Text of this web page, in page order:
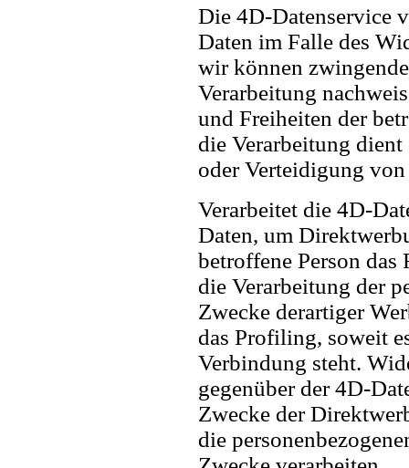
Die 4D-Datenservice
Daten im Falle des
wir können
Verarbeitung
und Freiheiten der
die Verarbeitung
oder Verteidigung
Verarbeitet die 4D-
Daten, um
betroffene Person das
die Verarbeitung der
Zwecke derartiger
das Profiling, soweit
Verbindung steht.
gegenüber der 4D-
Zwecke der
die